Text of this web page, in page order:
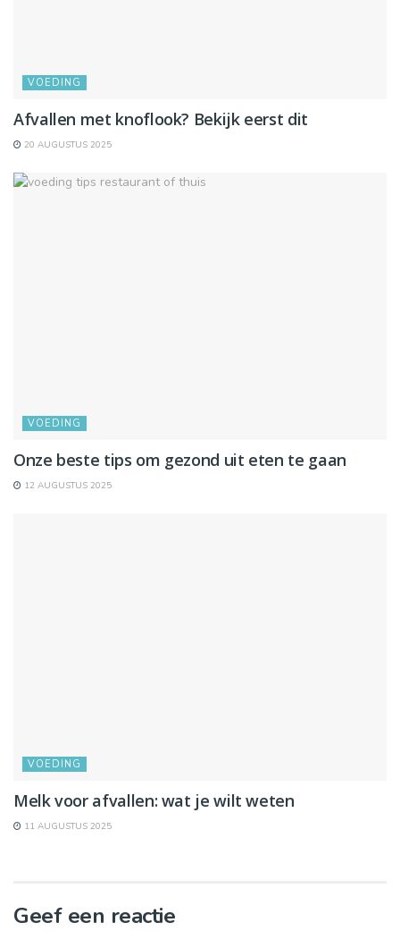
VOEDING
Afvallen met knoflook? Bekijk eerst dit
20 AUGUSTUS 2025
VOEDING
Onze beste tips om gezond uit eten te gaan
12 AUGUSTUS 2025
VOEDING
Melk voor afvallen: wat je wilt weten
11 AUGUSTUS 2025
Geef een reactie